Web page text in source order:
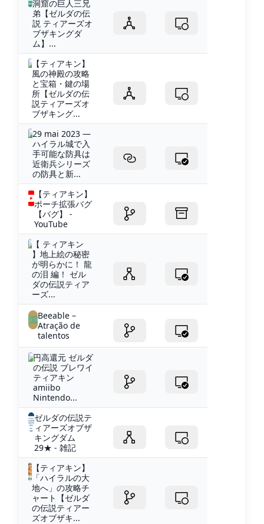
洞窟の巨人三兄
弟【ゼルダの伝
説 ティアーズオ
ブザキングダ
ム】...
【ティアキン】
風の神殿の攻略
と宝箱・鍵の場
所【ゼルダの伝
説ティアーズオ
ブザキング...
29 mai 2023 —
ハイラル城で入
手可能な防具は
近衛兵シリーズ
の防具と新...
【ティアキン】
ポーチ拡張バグ
【バグ】 -
YouTube
【 ティアキン
】地上絵の秘密
が明らかに！ 龍
の泪 編！ ゼル
ダの伝説ティア
ーズ...
Beeable –
Atração de
talentos
円高還元 ゼルダ
の伝説 ブレワイ
ティアキン
amiibo
Nintendo...
ゼルダの伝説テ
ィアーズオブザ
キングダム
29★ - 雑記
【ティアキン】
「ハイラルの大
地へ」の攻略チ
ャート【ゼルダ
の伝説ティアー
ズオブザキ...